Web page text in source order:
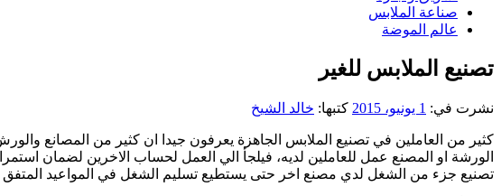
صناعة الملابس
عالم الموضة
تصنيع الملابس للغير
نشرت في: 1 يونيو، 2015 كتبها: خالد الشيخ
كثير من العاملين في تصنيع الملابس الجاهزة يعرفون جيدا ان كثير من المصانع
الورشة او المصنع عمل للعاملين لديه، فيلجأ الي العمل لحساب الاخرين لضمان
تصنيع جزء من الشغل لدي مصنع اخر حتى يستطيع تسليم الشغل في المواعيد المتفق